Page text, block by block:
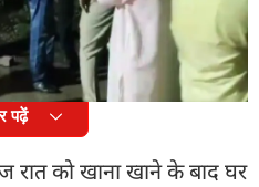
सड़क पर गिर पड़ा
पढ़ें
रात को खाना खाने के बाद घर